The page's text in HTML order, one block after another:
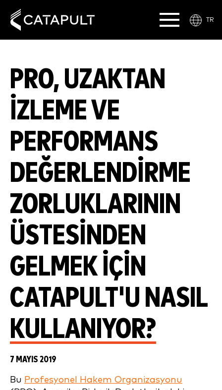
TR
PRO, UZAKTAN
IZLEME VE
PERFORMANS
DEĞERLENDIRME
ZORLUKLARININ
ÜSTESINDEN
GELMEK IÇIN
CATAPULT'U NASIL
KULLANIYOR?
7 MAYIS 2019
Bu Profesyonel Hakem Organizasyonu